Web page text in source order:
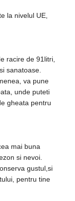
la nivelul UE,
racire de 91litri,
sanatoase.
va pune
unde puteti
gheata pentru
mai buna
si nevoi.
gustul,si
pentru tine